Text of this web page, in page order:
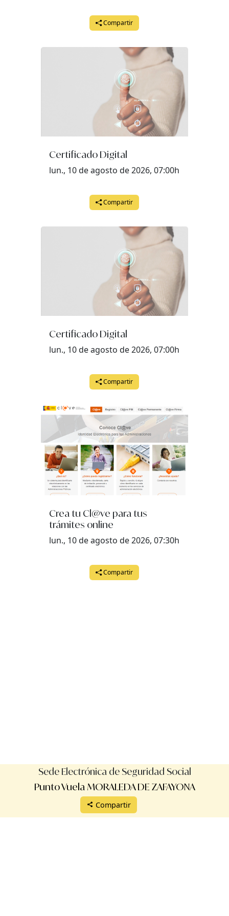
miércoles, 29 de julio del 2026 a las 09:00
viernes, 31 de julio del 2026 a las 09:00
Compartir
Certificado Digital
lun., 10 de agosto de 2026, 07:00h
Compartir
Certificado Digital
lun., 10 de agosto de 2026, 07:00h
Compartir
Crea tu Cl@ve para tus
trámites online
lun., 10 de agosto de 2026, 07:30h
Compartir
Sede Electrónica de Seguridad Social
Punto Vuela MORALEDA DE ZAFAYONA
Compartir